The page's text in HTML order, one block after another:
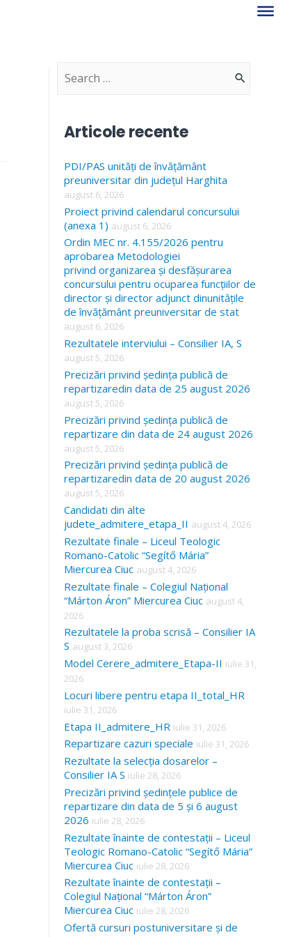
S
c
h
f
o
r
:
Articole recente
PDI/PAS unități de învățământ
preuniversitar din județul Harghita
august 6, 2026
Proiect privind calendarul concursului
(anexa 1) august 6, 2026
Ordin MEC nr. 4.155/2026 pentru
aprobarea Metodologiei
privind organizarea și desfășurarea
concursului pentru ocuparea funcțiilor de
director și director adjunct dinunitățile
de învățământ preuniversitar de stat
august 6, 2026
Rezultatele interviului – Consilier IA, S
august 5, 2026
Precizări privind ședința publică de
repartizaredin data de 25 august 2026
august 5, 2026
Precizări privind ședința publică de
repartizare din data de 24 august 2026
august 5, 2026
Precizări privind ședința publică de
repartizaredin data de 20 august 2026
august 5, 2026
Candidati din alte
judete_admitere_etapa_II august 4, 2026
Rezultate finale – Liceul Teologic
Romano-Catolic “Segítő Mária”
Miercurea Ciuc august 4, 2026
Rezultate finale – Colegiul Național
“Márton Áron” Miercurea Ciuc august 4,
2026
Rezultatele la proba scrisă – Consilier IA
S august 3, 2026
Model Cerere_admitere_Etapa-II iulie 31,
2026
Locuri libere pentru etapa II_total_HR
iulie 31, 2026
Etapa II_admitere_HR iulie 31, 2026
Repartizare cazuri speciale iulie 31, 2026
Rezultate la selecția dosarelor –
Consilier IA S iulie 28, 2026
Precizări privind ședințele publice de
repartizare din data de 5 și 6 august
2026 iulie 28, 2026
Rezultate înainte de contestații – Liceul
Teologic Romano-Catolic “Segítő Mária”
Miercurea Ciuc iulie 28, 2026
Rezultate înainte de contestații –
Colegiul Național “Márton Áron”
Miercurea Ciuc iulie 28, 2026
Ofertă cursuri postuniversitare și de